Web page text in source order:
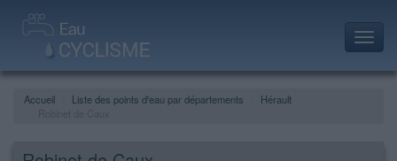
Accueil Liste des points d'eau par départements
Hérault